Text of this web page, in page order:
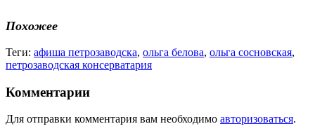
Похожее
Теги: афиша петрозаводска, ольга белова, ольга сосновская,
петрозаводская консерватария
Комментарии
Для отправки комментария вам необходимо авторизоваться.